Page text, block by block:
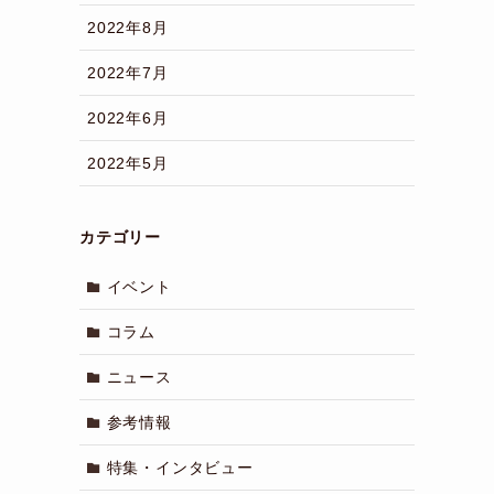
2022年8月
2022年7月
2022年6月
2022年5月
カテゴリー
イベント
コラム
ニュース
参考情報
特集・インタビュー